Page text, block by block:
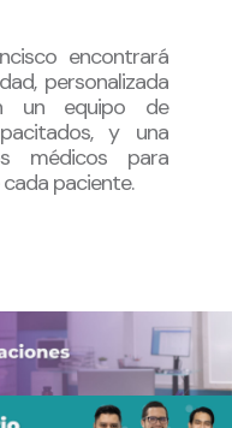
encontrará
personalizada
un equipo de
y una
médicos para
paciente.